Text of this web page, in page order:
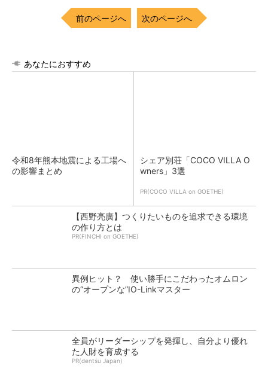
前のページへ 次のページへ
あなたにおすすめ
令和8年熊本地震による工場へ
の影響まとめ
シェア別荘「COCO VILLA O
wners」3選
PR(COCO VILLA on GOETHE)
【西野亮廣】つくりたいものを追求できる環境
の作り方とは
PR(FINCHI on GOETHE)
異例ヒット？ 使い勝手にこだわったオムロン
の“オープンな”IO-Linkマスター
全員がリーダーシップを発揮し、自分より優れ
た人財を育成する
PR(dentsu Japan)